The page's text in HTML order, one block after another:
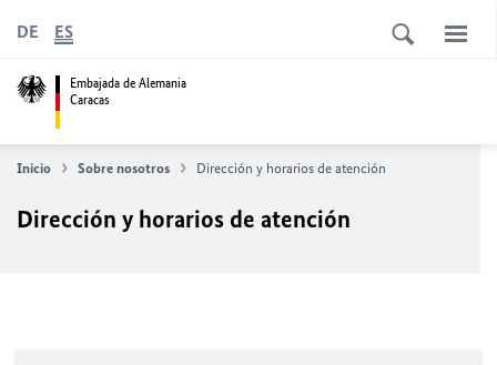
Embajada de Alemania
Caracas
DE ES
Inicio Sobre nosotros Dirección y horarios de atención
Dirección y horarios de atención